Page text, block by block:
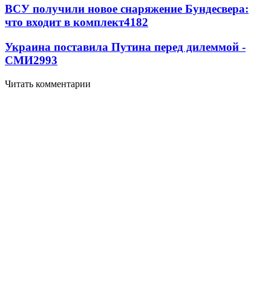
ВСУ получили новое снаряжение Бундесвера:
что входит в комплект4182
Украина поставила Путина перед дилеммой -
СМИ2993
Читать комментарии